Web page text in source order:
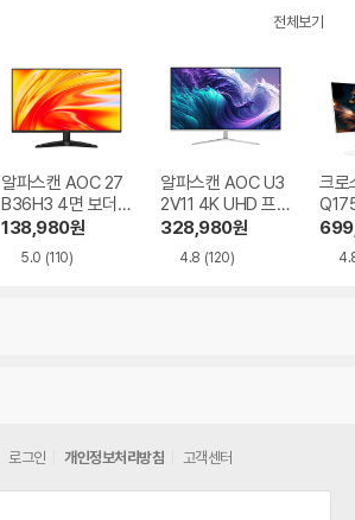
전체보기
알파스캔 AOC 27
B36H3 4면 보더리
스 IPS 120 시력보
호 무결점
138,980원
5.0 (110)
알파스캔 AOC U3
2V11 4K UHD 프리
싱크 HDR 시력보호
무결점
328,980원
4.8 (120)
크로
Ai
로그인 개인정보처리방침 고객센터